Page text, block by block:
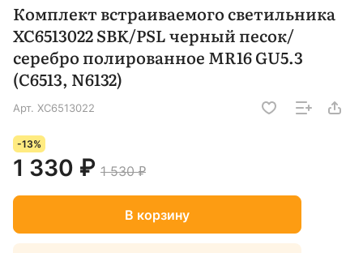
Комплект встраиваемого светильника
XC6513022 SBK/PSL черный песок/
серебро полированное MR16 GU5.3
(C6513, N6132)
Арт. XC6513022
-13%
1 330 ₽ 1 530 ₽
В корзину